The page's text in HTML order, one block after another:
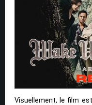
Visuellement, le film